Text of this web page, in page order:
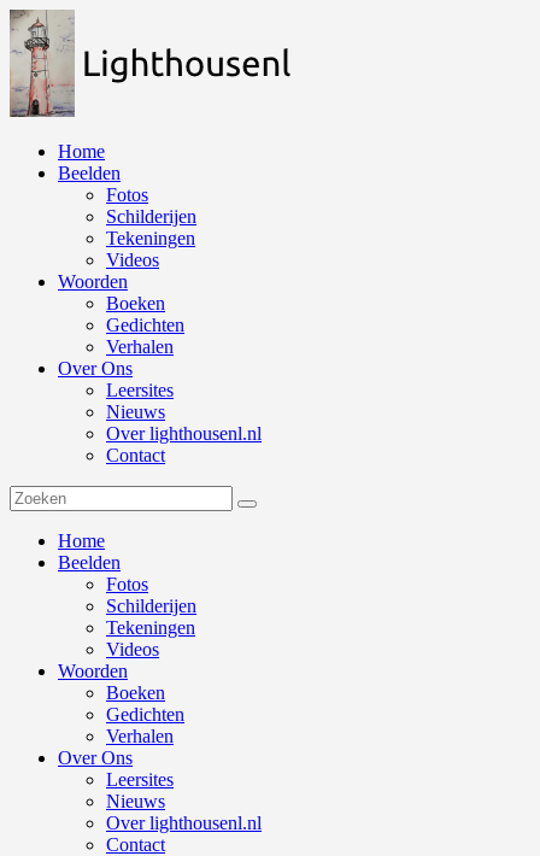
Naar
de
inhoud
springen
Home
Beelden
Fotos
Schilderijen
Tekeningen
Videos
Woorden
Boeken
Gedichten
Verhalen
Over Ons
Leersites
Nieuws
Over lighthousenl.nl
Contact
Home
Beelden
Fotos
Schilderijen
Tekeningen
Videos
Woorden
Boeken
Gedichten
Verhalen
Over Ons
Leersites
Nieuws
Over lighthousenl.nl
Contact